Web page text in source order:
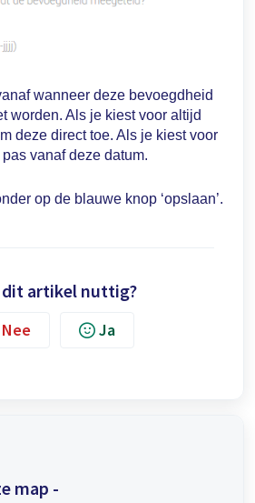
wanneer deze bevoegdheid
worden. Als je kiest voor altijd
deze direct toe. Als je kiest voor
vanaf deze datum.
op de blauwe knop ‘opslaan’.
dit artikel nuttig?
Nee Ja
map -